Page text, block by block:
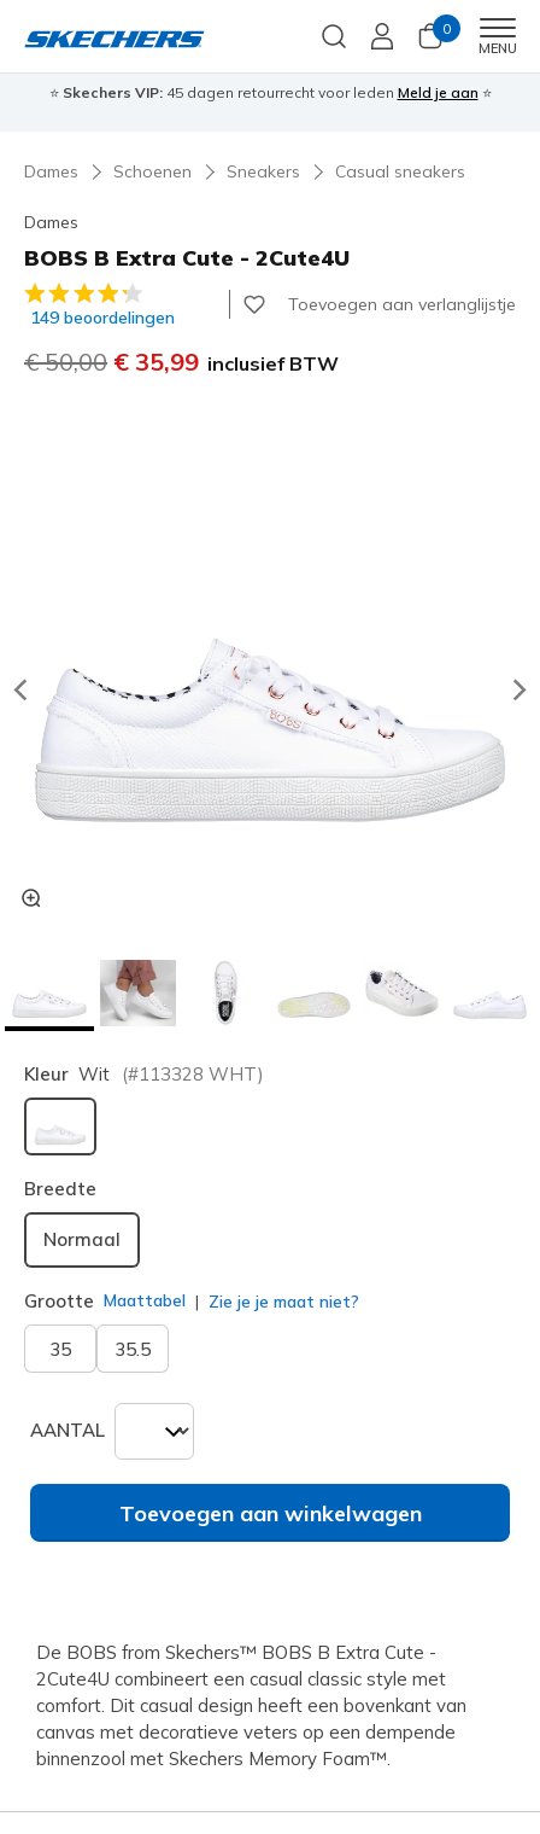
0
MENU
⭐ Skechers VIP:45 dagen retourrecht voor leden Meld je aan ⭐
Dames Schoenen Sneakers Casual sneakers
Dames
BOBS B Extra Cute - 2Cute4U
5 van de 5 klantbeoordelingen
149 beoordelingen
Toevoegen aan verlanglijstje
Prijs verlaagd van
€ 50,00 naar
€ 35,99 inclusief BTW
Kleur Wit (#113328 WHT)
geselecteerd
Breedte
Normaal
Grootte Maattabel Zie je je maat niet?
35 35.5
AANTAL
Toevoegen aan winkelwagen
De BOBS from Skechers™ BOBS B Extra Cute -
2Cute4U combineert een casual classic style met
comfort. Dit casual design heeft een bovenkant van
canvas met decoratieve veters op een dempende
binnenzool met Skechers Memory Foam™.